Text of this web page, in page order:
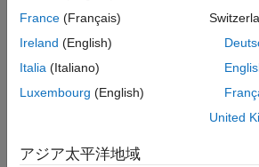
ています。
bim = blockedImage(
CAMELYON16 データ セットは、最も
て、手動で注釈が付けられた領域境界
France (Français)
Ireland (English)
Italia (Italiano)
Luxembourg (English)
United
アジア太平洋地域